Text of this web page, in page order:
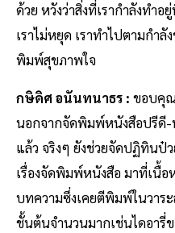
ด้วย หวังว่าสิ่งที่เรากำลังทำอ
เราไม่หยุด เราทำไปตามกำ
พิมพ์สุขภาพใจ
กษิดิศ อนันทนาธร : ขอบคุ
นอกจากจัดพิมพ์หนังสือปรีดี-
แล้ว จริงๆ ยังช่วยจัดปฏิทินป๋
เรื่องจัดพิมพ์หนังสือ มาที่เนื้อ
บทความซึ่งเคยตีพิมพ์ในวาร
ชั้นต้นจำนวนมากเช่นไดอา